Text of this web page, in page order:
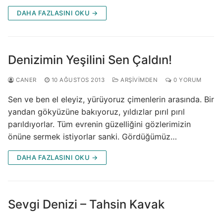
DAHA FAZLASINI OKU →
Denizimin Yeşilini Sen Çaldın!
CANER 10 AĞUSTOS 2013 ARŞIVIMDEN 0 YORUM
Sen ve ben el eleyiz, yürüyoruz çimenlerin arasında. Bir
yandan gökyüzüne bakıyoruz, yıldızlar pırıl pırıl
parıldıyorlar. Tüm evrenin güzelliğini gözlerimizin
önüne sermek istiyorlar sanki. Gördüğümüz…
DAHA FAZLASINI OKU →
Sevgi Denizi – Tahsin Kavak